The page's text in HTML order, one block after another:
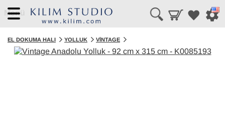
Menü
EL DOKUMA HALI YOLLUK VINTAGE